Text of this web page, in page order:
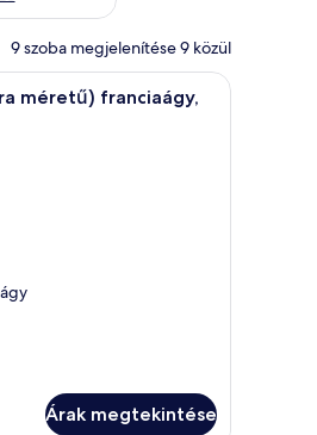
9 szoba megjelenítése 9 közül
elhelyezett műalkotásokkal.
Egy szállodai szoba, amelyben egy nagy
méretű) franciaágy,
Árak megtekintése